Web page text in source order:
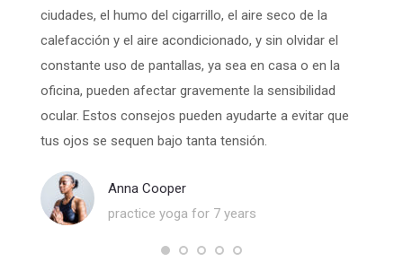
ciudades, el humo del cigarrillo, el aire seco de la
calefacción y el aire acondicionado, y sin olvidar el
constante uso de pantallas, ya sea en casa o en la
oficina, pueden afectar gravemente la sensibilidad
ocular. Estos consejos pueden ayudarte a evitar que
tus ojos se sequen bajo tanta tensión.
Anna Cooper
practice yoga for 7 years